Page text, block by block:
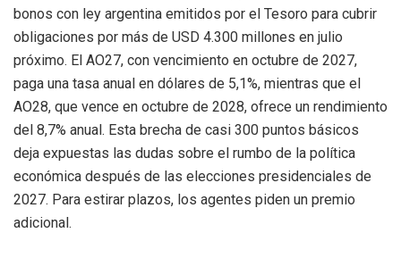
bonos con ley argentina emitidos por el Tesoro para cubrir
obligaciones por más de USD 4.300 millones en julio
próximo. El AO27, con vencimiento en octubre de 2027,
paga una tasa anual en dólares de 5,1%, mientras que el
AO28, que vence en octubre de 2028, ofrece un rendimiento
del 8,7% anual. Esta brecha de casi 300 puntos básicos
deja expuestas las dudas sobre el rumbo de la política
económica después de las elecciones presidenciales de
2027. Para estirar plazos, los agentes piden un premio
adicional.